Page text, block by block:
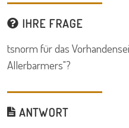
IHRE FRAGE
tsnorm für das
Allerbarmers"?
ANTWORT